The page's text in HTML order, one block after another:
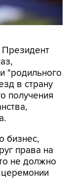
Президент
"родильного
в страну
получения
бизнес,
права на
не должно
церемонии